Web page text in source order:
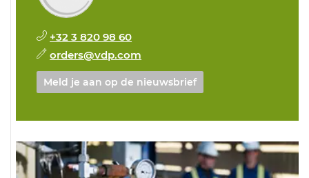
+32 3 820 98 60
orders@vdp.com
Meld je aan op de nieuwsbrief